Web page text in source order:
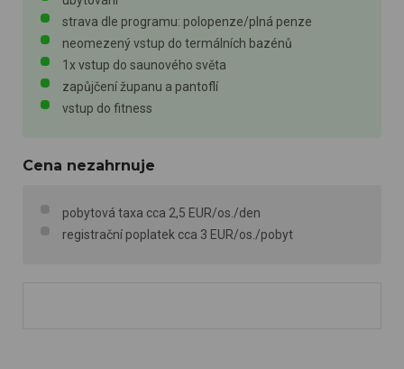
strava dle programu: polopenze/plná penze
neomezený vstup do termálních bazénů
1x vstup do saunového světa
zapůjčení županu a pantoflí
vstup do fitness
Cena nezahrnuje
pobytová taxa cca 2,5 EUR/os./den
registrační poplatek cca 3 EUR/os./pobyt